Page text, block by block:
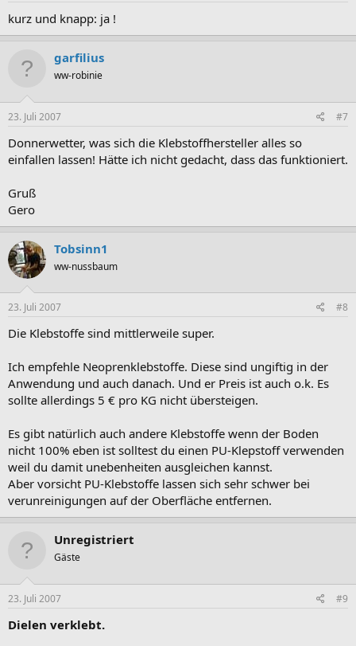
kurz und knapp: ja !
garfilius
ww-robinie
23. Juli 2007 #7
Donnerwetter, was sich die Klebstoffhersteller alles so
einfallen lassen! Hätte ich nicht gedacht, dass das funktioniert.
Gruß
Gero
Tobsinn1
ww-nussbaum
23. Juli 2007 #8
Die Klebstoffe sind mittlerweile super.
Ich empfehle Neoprenklebstoffe. Diese sind ungiftig in der
Anwendung und auch danach. Und er Preis ist auch o.k. Es
sollte allerdings 5 € pro KG nicht übersteigen.
Es gibt natürlich auch andere Klebstoffe wenn der Boden
nicht 100% eben ist solltest du einen PU-Klepstoff verwenden
weil du damit unebenheiten ausgleichen kannst.
Aber vorsicht PU-Klebstoffe lassen sich sehr schwer bei
verunreinigungen auf der Oberfläche entfernen.
Unregistriert
Gäste
23. Juli 2007 #9
Dielen verklebt.